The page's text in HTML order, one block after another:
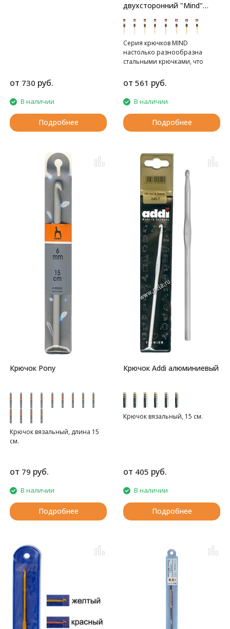
от 730 руб.
В наличии
Подробнее
двухсторонний "Mind"
Серия крючков MIND
настолько разнообразна
стальными крючками, что
любая вязальщица сможет
подобрать себе нужный
от 561 руб.
В наличии
Подробнее
Крючок Pony
Крючок вязальный, длина 15
см.
от 79 руб.
В наличии
Подробнее
Крючок Addi алюминиевый
Крючок вязальный, 15 см.
от 405 руб.
В наличии
Подробнее